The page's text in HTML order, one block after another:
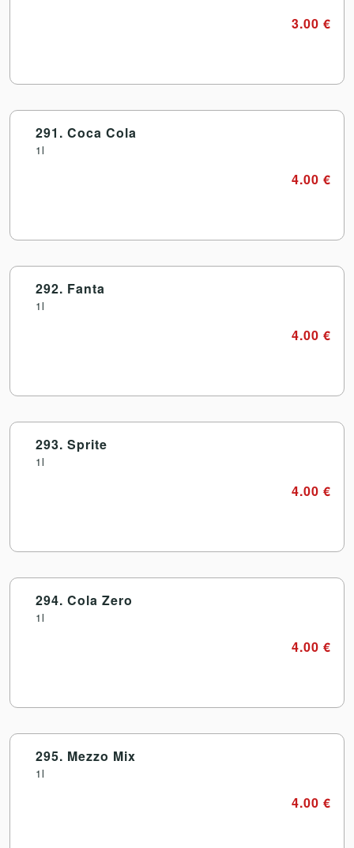
3.00 €
291. Coca Cola
1l
4.00 €
292. Fanta
1l
4.00 €
293. Sprite
1l
4.00 €
294. Cola Zero
1l
4.00 €
295. Mezzo Mix
1l
4.00 €